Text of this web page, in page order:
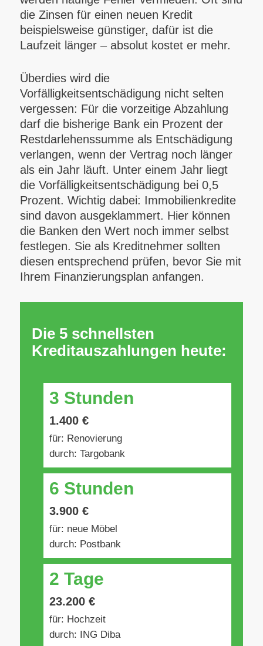
die Zinsen für einen neuen Kredit
beispielsweise günstiger, dafür ist die
Laufzeit länger – absolut kostet er mehr.
Überdies wird die
Vorfälligkeitsentschädigung nicht selten
vergessen: Für die vorzeitige Abzahlung
darf die bisherige Bank ein Prozent der
Restdarlehenssumme als Entschädigung
verlangen, wenn der Vertrag noch länger
als ein Jahr läuft. Unter einem Jahr liegt
die Vorfälligkeitsentschädigung bei 0,5
Prozent. Wichtig dabei: Immobilienkredite
sind davon ausgeklammert. Hier können
die Banken den Wert noch immer selbst
festlegen. Sie als Kreditnehmer sollten
diesen entsprechend prüfen, bevor Sie mit
Ihrem Finanzierungsplan anfangen.
Die 5 schnellsten
Kreditauszahlungen heute:
3 Stunden
1.400 €
für: Renovierung
durch: Targobank
6 Stunden
3.900 €
für: neue Möbel
durch: Postbank
2 Tage
23.200 €
für: Hochzeit
durch: ING Diba